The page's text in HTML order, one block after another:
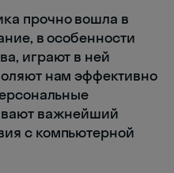
прочно вошла в
в особенности
играют в ней
нам эффективно
важнейший
с компьютерной